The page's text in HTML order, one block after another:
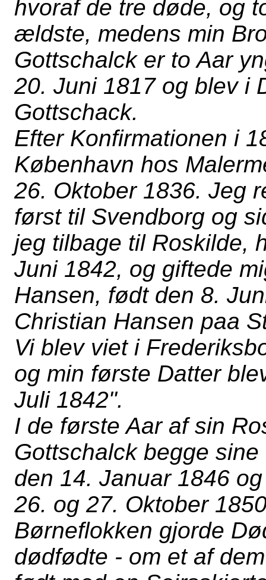
hvoraf de tre døde, og
ældste, medens min
Gottschalck er to Aar
20. Juni 1817 og blev i
Gottschack.
Efter Konfirmationen i
København hos
26. Oktober 1836. Jeg
først til Svendborg og
jeg tilbage til Roskilde,
Juni 1842, og giftede
Hansen, født den 8.
Christian Hansen paa
Vi blev viet i
og min første Datter
Juli 1842".
I de første Aar af sin
Gottschalck begge
den 14. Januar 1846
26. og 27. Oktober
Børneflokken gjorde
dødfødte - om et af